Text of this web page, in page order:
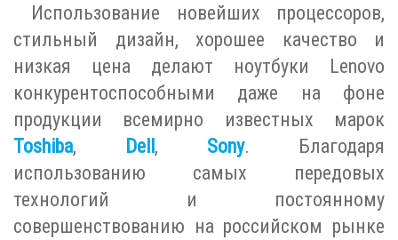
Использование новейших процессоров,
стильный дизайн, хорошее качество и
низкая цена делают ноутбуки Lenovo
конкурентоспособными даже на фоне
продукции всемирно известных марок
Toshiba, Dell , Sony. Благодаря
использованию самых передовых
технологий и постоянному
совершенствованию на российском рынке